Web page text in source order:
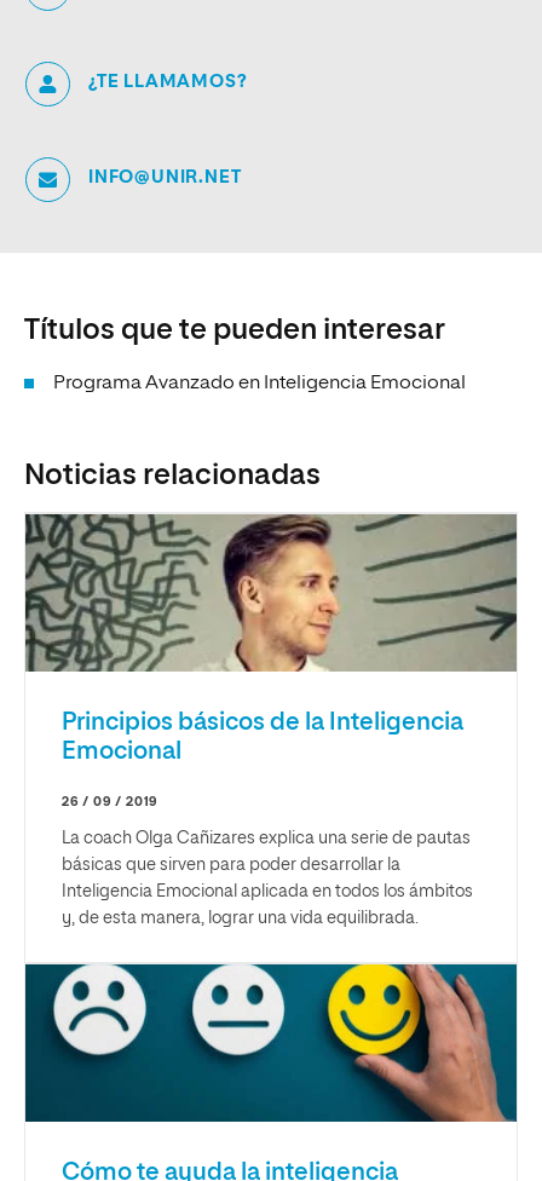
¿TE LLAMAMOS?
INFO@UNIR.NET
Títulos que te pueden interesar
Programa Avanzado en Inteligencia Emocional
Noticias relacionadas
Principios básicos de la Inteligencia
Emocional
26 / 09 / 2019
La coach Olga Cañizares explica una serie de pautas
básicas que sirven para poder desarrollar la
Inteligencia Emocional aplicada en todos los ámbitos
y, de esta manera, lograr una vida equilibrada.
Cómo te ayuda la inteligencia